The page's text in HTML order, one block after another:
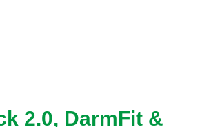
2.0, DarmFit &